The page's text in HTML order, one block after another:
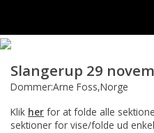
Slangerup 29
Dommer:Arne Foss,Norge
Klik her for at folde alle
sektioner for vise/folde ud